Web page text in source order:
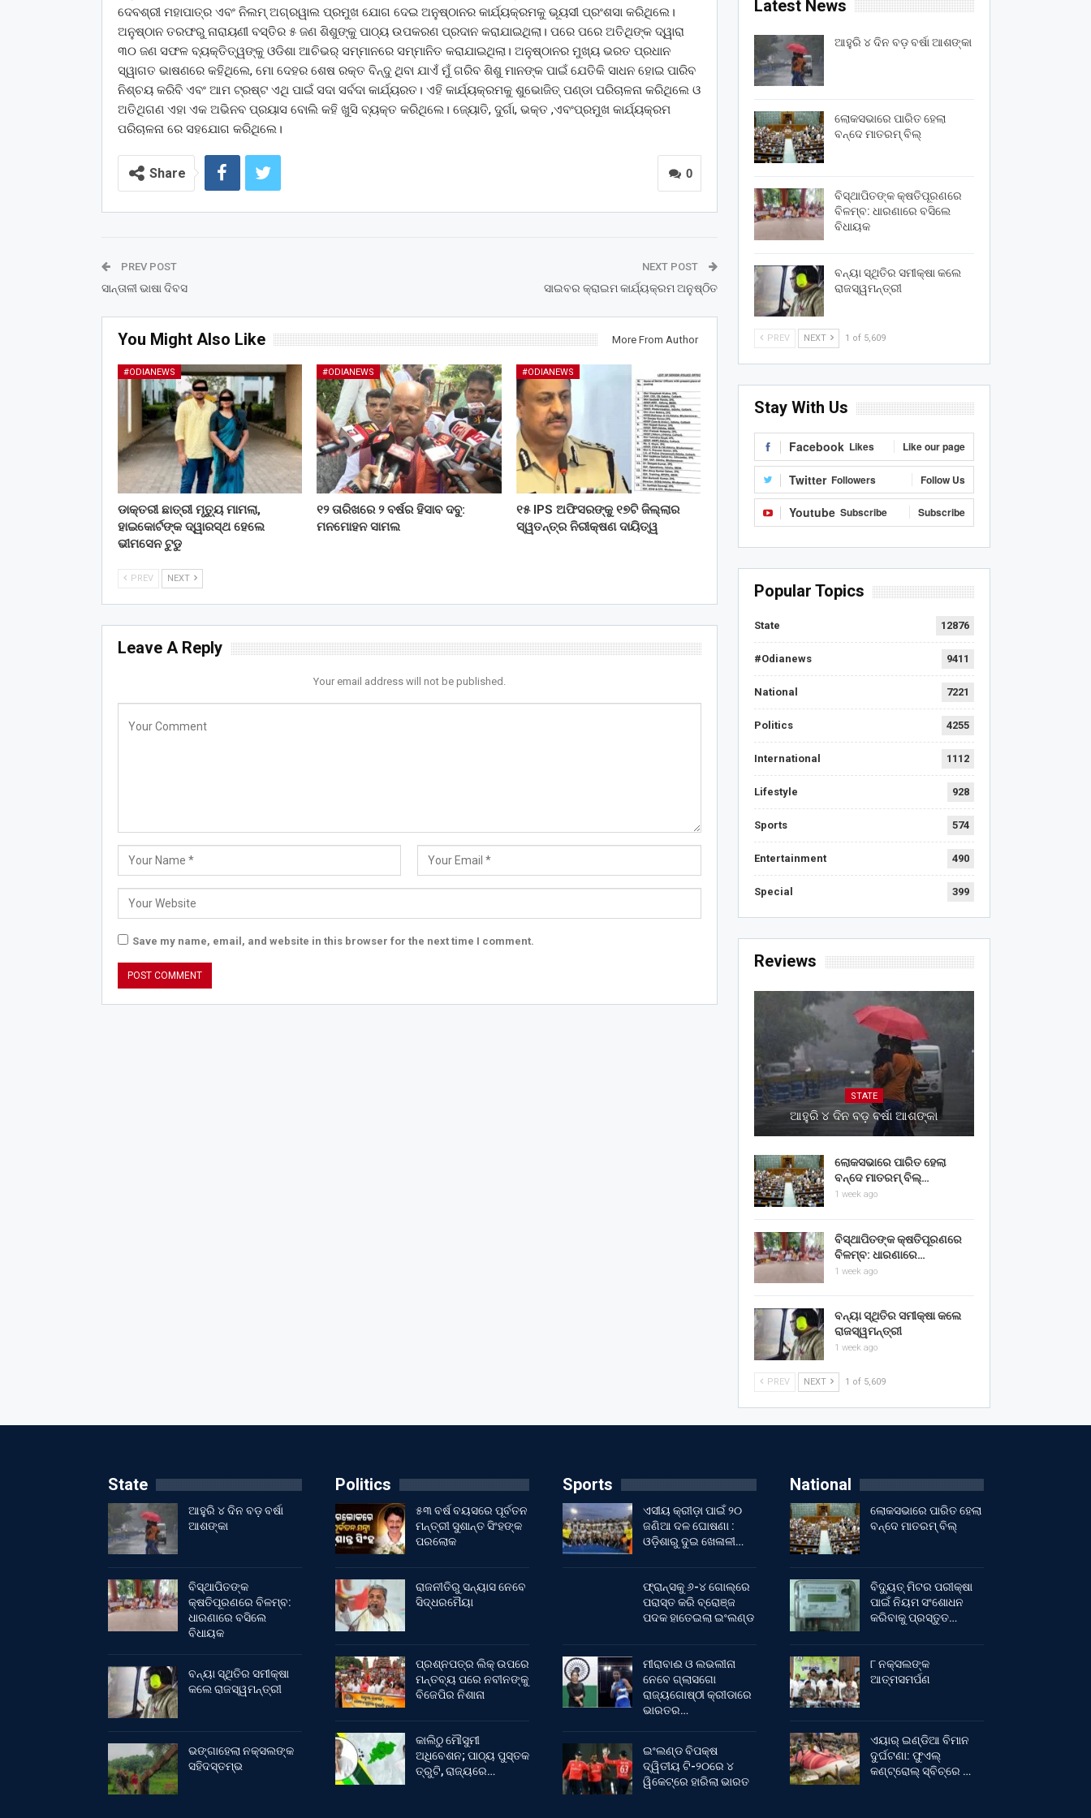
ଦେବଶ୍ରୀ ମହାପାତ୍ର ଏବଂ ନିଲମ୍‌‌ ଅଗ୍ରୱାଲ ପ୍ରମୁଖ ଯୋଗ ଦେଇ ଅନୁଷ୍ଠାନର କାର୍ଯ୍ୟକ୍ରମକୁ ଭୂୟସୀ ପ୍ରଂଶସା କରିଥିଲେ।
ଅନୁଷ୍ଠାନ ତରଫରୁ ନାରାୟଣୀ ବସ୍ତିର ୫ ଜଣ ଶିଶୁଙ୍କୁ ପାଠ୍ୟ ଉପକରଣ ପ୍ରଦାନ କରାଯାଇଥିଲା। ପରେ ପରେ ଅତିଥିଙ୍କ ଦ୍ୱାରା
୩୦ ଜଣ ସଫଳ ବ୍ୟକ୍ତିତ୍ୱଙ୍କୁ ଓଡିଶା ଆଚିଭର୍‌‌ ସମ୍ମାନରେ ସମ୍ମାନିତ କରାଯାଇଥିଲା। ଅନୁଷ୍ଠାନର ମୁଖ୍ୟ ଭରତ ପ୍ରଧାନ
ସ୍ୱାଗତ ଭାଷଣରେ କହିଥିଲେ, ମୋ ଦେହର ଶେଷ ରକ୍ତ ବିନ୍ଦୁ ଥିବା ଯାଏଁ ମୁଁ ଗରିବ ଶିଶୁ ମାନଙ୍କ ପାଇଁ ଯେତିକି ସାଧନ ହୋଇ ପାରିବ
ନିଶ୍ଚୟ କରିବି ଏବଂ ଆମ ଟ୍ରଷ୍ଟ ଏଥି ପାଇଁ ସଦା ସର୍ବଦା କାର୍ଯ୍ୟରତ। ଏହି କାର୍ଯ୍ୟକ୍ରମକୁ ଶୁଭୋଜିତ୍‌‌ ପଣ୍ଡା ପରିଚାଳନା କରିଥିଲେ ଓ
ଅତିଥିଗଣ ଏହା ଏକ ଅଭିନବ ପ୍ରୟାସ ବୋଲି କହି ଖୁସି ବ୍ୟକ୍ତ କରିଥିଲେ। ଜ୍ୟୋତି, ଦୁର୍ଗା, ଭକ୍ତ ,ଏବଂପ୍ରମୁଖ କାର୍ଯ୍ୟକ୍ରମ
ପରିଚାଳନା ରେ ସହଯୋଗ କରିଥିଲେ।
0
Share
PREV POST
ସାନ୍ତାଳୀ ଭାଷା ଦିବସ
NEXT POST
ସାଇବର କ୍ରାଇମ କାର୍ଯ୍ୟକ୍ରମ ଅନୁଷ୍ଠିତ
You Might Also Like More From Author
#ODIANEWS
ଡାକ୍ତରୀ ଛାତ୍ରୀ ମୃତ୍ୟୁ ମାମଲା,
ହାଇକୋର୍ଟଙ୍କ ଦ୍ୱାରସ୍ଥ ହେଲେ
ଭୀମସେନ ଟୁଡୁ
#ODIANEWS
୧୨ ତାରିଖରେ ୨ ବର୍ଷର ହିସାବ ଦବୁ:
ମନମୋହନ ସାମଲ
#ODIANEWS
୧୫ IPS ଅଫିସରଙ୍କୁ ୧୭ଟି ଜିଲ୍ଲାର
ସ୍ୱତନ୍ତ୍ର ନିରୀକ୍ଷଣ ଦାୟିତ୍ୱ
PREV NEXT
Leave A Reply
Your email address will not be published.
Save my name, email, and website in this browser for the next time I comment.
Latest News
ଆହୁରି ୪ ଦିନ ବଡ଼ ବର୍ଷା ଆଶଙ୍କା
ଲୋକସଭାରେ ପାରିତ ହେଲା
ବନ୍ଦେ ମାତରମ୍‌ ବିଲ୍‌
ବିସ୍ଥାପିତଙ୍କ କ୍ଷତିପୂରଣରେ
ବିଳମ୍ବ: ଧାରଣାରେ ବସିଲେ
ବିଧାୟକ
ବନ୍ୟା ସ୍ଥିତିର ସମୀକ୍ଷା କଲେ
ରାଜସ୍ୱମନ୍ତ୍ରୀ
PREV NEXT 1 of 5,609
Stay With Us
Facebook Likes Like our page
Twitter Followers Follow Us
Youtube Subscribe Subscribe
Popular Topics
State 12876
#Odianews 9411
National 7221
Politics 4255
International 1112
Lifestyle 928
Sports 574
Entertainment 490
Special 399
Reviews
STATE
ଆହୁରି ୪ ଦିନ ବଡ଼ ବର୍ଷା ଆଶଙ୍କା
ଲୋକସଭାରେ ପାରିତ ହେଲା
ବନ୍ଦେ ମାତରମ୍‌ ବିଲ୍‌…
1 week ago
ବିସ୍ଥାପିତଙ୍କ କ୍ଷତିପୂରଣରେ
ବିଳମ୍ବ: ଧାରଣାରେ…
1 week ago
ବନ୍ୟା ସ୍ଥିତିର ସମୀକ୍ଷା କଲେ
ରାଜସ୍ୱମନ୍ତ୍ରୀ
1 week ago
PREV NEXT 1 of 5,609
State
ଆହୁରି ୪ ଦିନ ବଡ଼ ବର୍ଷା
ଆଶଙ୍କା
ବିସ୍ଥାପିତଙ୍କ
କ୍ଷତିପୂରଣରେ ବିଳମ୍ବ:
ଧାରଣାରେ ବସିଲେ
ବିଧାୟକ
ବନ୍ୟା ସ୍ଥିତିର ସମୀକ୍ଷା
କଲେ ରାଜସ୍ୱମନ୍ତ୍ରୀ
ଭଙ୍ଗାହେଲା ନକ୍ସଲଙ୍କ
ସହିଦସ୍ତମ୍ଭ
Politics
୫୩ ବର୍ଷ ବୟସରେ ପୂର୍ବତନ
ମନ୍ତ୍ରୀ ସୁଶାନ୍ତ ସିଂହଙ୍କ
ପରଲୋକ
ରାଜନୀତିରୁ ସନ୍ୟାସ ନେବେ
ସିଦ୍ଧରମୈୟା
ପ୍ରଶ୍ନପତ୍ର ଲିକ୍ ଉପରେ
ମନ୍ତବ୍ୟ ପରେ ନବୀନଙ୍କୁ
ବିଜେପିର ନିଶାନା
କାଲିଠୁ ମୌସୁମୀ
ଅଧିବେଶନ; ପାଠ୍ୟ ପୁସ୍ତକ
ତ୍ରୁଟି, ରାଜ୍ୟରେ…
Sports
ଏସୀୟ କ୍ରୀଡ଼ା ପାଇଁ ୨୦
ଜଣିଆ ଦଳ ଘୋଷଣା :
ଓଡ଼ିଶାରୁ ଦୁଇ ଖେଳାଳୀ…
ଫ୍ରାନ୍ସକୁ ୬-୪ ଗୋଲ୍‌ରେ
ପରାସ୍ତ କରି ବ୍ରୋଞ୍ଜ
ପଦକ ହାତେଇଲା ଇଂଲଣ୍ଡ
ମୀରାବାଈ ଓ ଲଭଲୀନା
ନେବେ ଗ୍ଲାସଗୋ
ରାଜ୍ୟଗୋଷ୍ଠୀ କ୍ରୀଡାରେ
ଭାରତର…
ଇଂଲଣ୍ଡ ବିପକ୍ଷ
ଦ୍ୱିତୀୟ ଟି-୨୦ରେ ୪
ୱିକେଟ୍‌ରେ ହାରିଲା ଭାରତ
National
ଲୋକସଭାରେ ପାରିତ ହେଲା
ବନ୍ଦେ ମାତରମ୍‌ ବିଲ୍‌
ବିଦ୍ୟୁତ୍ ମିଟର ପରୀକ୍ଷା
ପାଇଁ ନିୟମ ସଂଶୋଧନ
କରିବାକୁ ପ୍ରସ୍ତୁତ…
୮ ନକ୍ସଲଙ୍କ
ଆତ୍ମସମର୍ପଣ
ଏୟାର୍ ଇଣ୍ଡିଆ ବିମାନ
ଦୁର୍ଘଟଣା: ଫୁଏଲ୍‌
କଣ୍ଟ୍ରୋଲ୍‌ ସ୍ବିଚ୍‌ରେ …